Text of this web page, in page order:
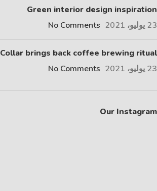
Green interior design inspiration
23 يوليو، 2021
No Comments
Collar brings back coffee brewing ritual
23 يوليو، 2021
No Comments
Our Instagram